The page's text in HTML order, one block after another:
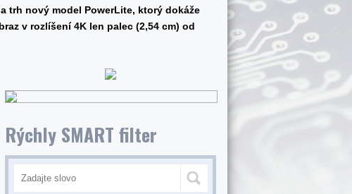
trh nový model PowerLite, ktorý dokáže
v rozlíšení 4K len palec (2,54 cm) od
Rýchly SMART filter